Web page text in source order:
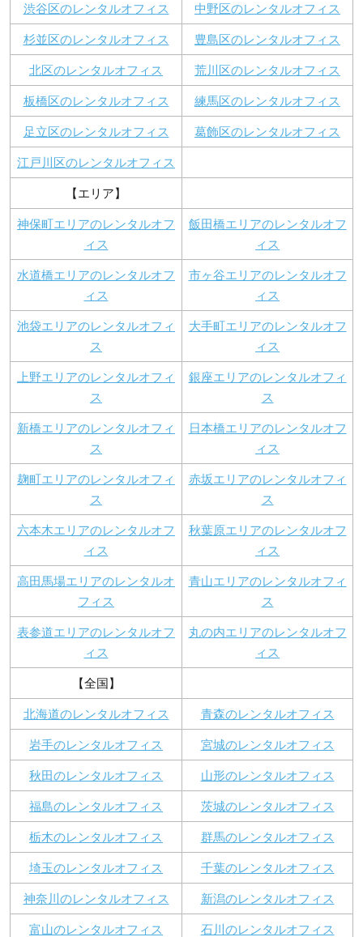
渋谷区のレンタルオフィス 中野区のレンタルオフィス
杉並区のレンタルオフィス 豊島区のレンタルオフィス
北区のレンタルオフィス 荒川区のレンタルオフィス
板橋区のレンタルオフィス 練馬区のレンタルオフィス
足立区のレンタルオフィス 葛飾区のレンタルオフィス
江戸川区のレンタルオフィス
【エリア】
神保町エリアのレンタルオフ
ィス
飯田橋エリアのレンタルオフ
ィス
水道橋エリアのレンタルオフ
ィス
市ヶ谷エリアのレンタルオフ
ィス
池袋エリアのレンタルオフィ
ス
大手町エリアのレンタルオフ
ィス
上野エリアのレンタルオフィ
ス
銀座エリアのレンタルオフィ
ス
新橋エリアのレンタルオフィ
ス
日本橋エリアのレンタルオフ
ィス
麹町エリアのレンタルオフィ
ス
赤坂エリアのレンタルオフィ
ス
六本木エリアのレンタルオフ
ィス
秋葉原エリアのレンタルオフ
ィス
高田馬場エリアのレンタルオ
フィス
青山エリアのレンタルオフィ
ス
表参道エリアのレンタルオフ
ィス
丸の内エリアのレンタルオフ
ィス
【全国】
北海道のレンタルオフィス 青森のレンタルオフィス
岩手のレンタルオフィス 宮城のレンタルオフィス
秋田のレンタルオフィス 山形のレンタルオフィス
福島のレンタルオフィス 茨城のレンタルオフィス
栃木のレンタルオフィス 群馬のレンタルオフィス
埼玉のレンタルオフィス 千葉のレンタルオフィス
神奈川のレンタルオフィス 新潟のレンタルオフィス
富山のレンタルオフィス 石川のレンタルオフィス